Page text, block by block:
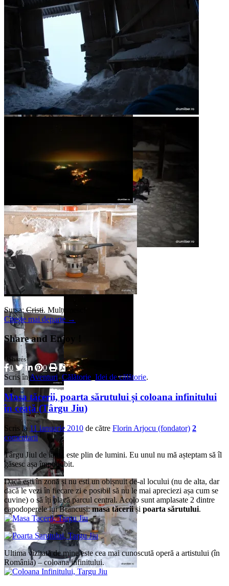
Sursa:Cristi. Mulțumesc!
Citește mai departe →
Share and Enjoy !
0 Shares
0
0
Scris înAventuri, Călătorie Idei de călătorie.
Masa tăcerii, poarta sărutului și coloana infinitului
în ceață (Târgu Jiu)
Scris la11 ianuarie 2010 de către Florin Arjocu (fondator) 2
comentarii
Târgu Jiul de iarnă este plin de lumini. Eu unul nu mă așteptam să îl
găsesc așa împodobit.
Dacă ești în zonă și nu esti un obișnuit de-al locului (nu de alta, dar
dacă le vezi în fiecare zi e posibil să nu le mai apreciezi așa cum se
cuvine) o să îți placă parcul central. Acolo sunt amplasate 2 dintre
capodoperele lui Brâncuși:masa tăceriiși poarta sărutului.
Ultima vizitată de mine este cea mai cunoscută operă a artistului (în
România) – coloana infinitului.